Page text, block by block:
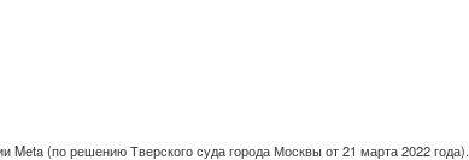
(по решению Тверского суда города Москвы от 21 марта 2022 года).